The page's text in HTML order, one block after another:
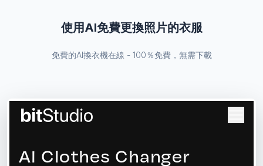
使用AI免費更換照片的衣服
免費的AI換衣機在線 - 100％免費，無需下載